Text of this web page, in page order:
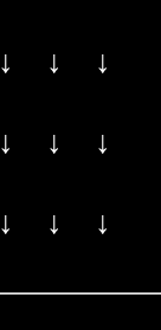
↓ ↓ ↓
↓ ↓ ↓
↓ ↓ ↓